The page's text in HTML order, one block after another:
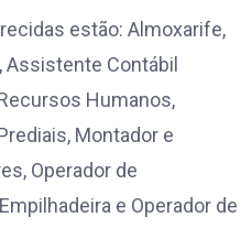
estão: Almoxarife,
Contábil
Humanos,
Montador e
Operador de
e Operador de